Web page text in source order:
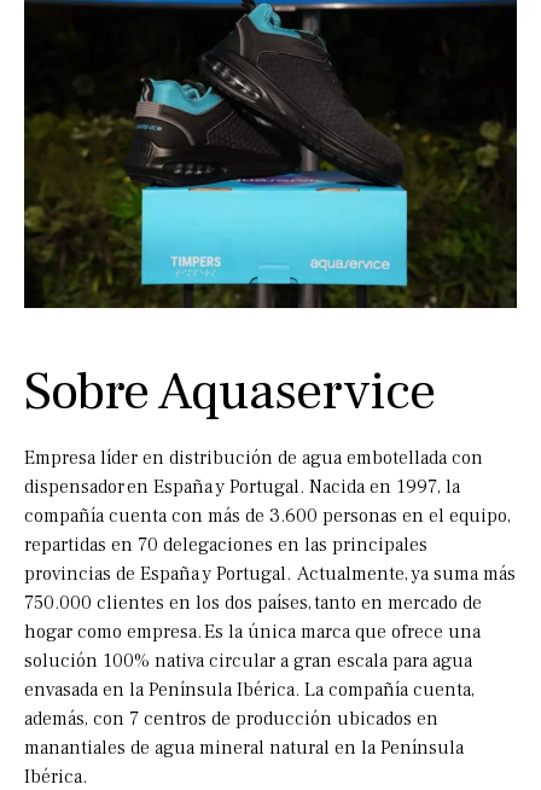
Sobre Aquaservice
Empresa líder en distribución de agua embotellada con
dispensador en España y Portugal. Nacida en 1997, la
compañía cuenta con más de 3.600 personas en el equipo,
repartidas en 70 delegaciones en las principales
provincias de España y Portugal. Actualmente, ya suma más
750.000 clientes en los dos países, tanto en mercado de
hogar como empresa. Es la única marca que ofrece una
solución 100% nativa circular a gran escala para agua
envasada en la Península Ibérica. La compañía cuenta,
además, con 7 centros de producción ubicados en
manantiales de agua mineral natural en la Península
Ibérica.